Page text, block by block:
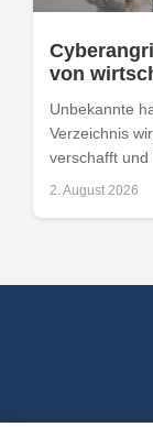
von
Unbekannte
Verzeichnis
verschafft und
2. August 2026